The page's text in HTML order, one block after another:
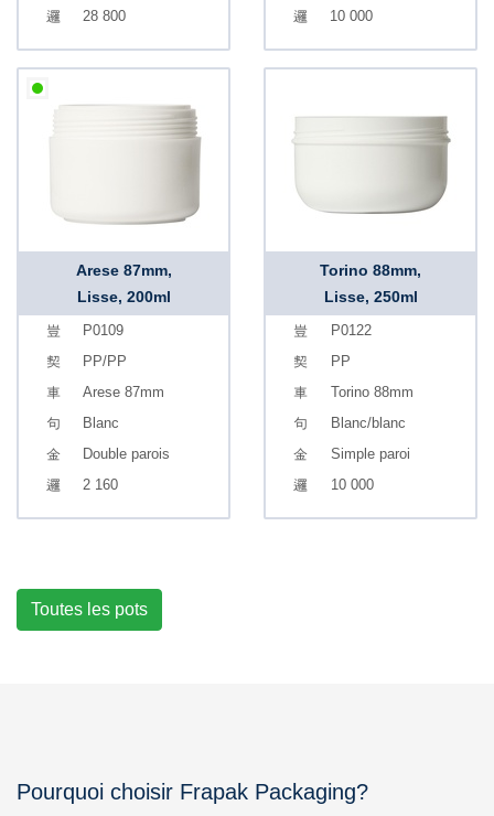
28 800
10 000
Arese 87mm,
Lisse, 200ml
P0109
PP/PP
Arese 87mm
Blanc
Double parois
2 160
Torino 88mm,
Lisse, 250ml
P0122
PP
Torino 88mm
Blanc/blanc
Simple paroi
10 000
Toutes les pots
Pourquoi choisir Frapak Packaging?